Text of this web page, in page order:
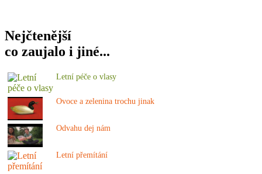
Nejčtenější
co zaujalo i jiné...
Letní péče o vlasy
Ovoce a zelenina trochu jinak
Odvahu dej nám
Letní přemítání